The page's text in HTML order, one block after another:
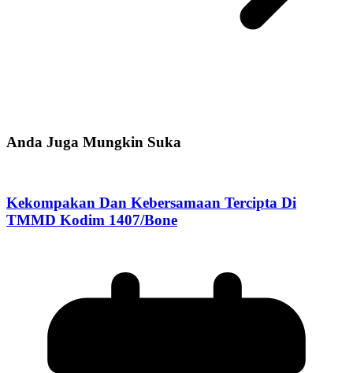
Anda Juga Mungkin Suka
Kekompakan Dan Kebersamaan Tercipta Di
TMMD Kodim 1407/Bone